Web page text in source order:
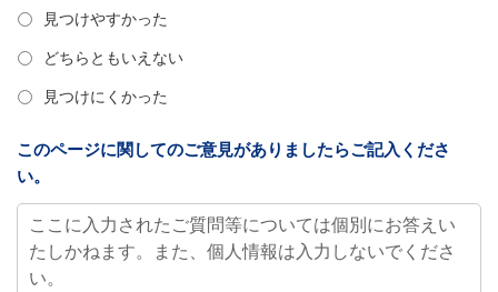
見つけやすかった
どちらともいえない
見つけにくかった
このページに関してのご意見がありましたらご記入くださ
い。